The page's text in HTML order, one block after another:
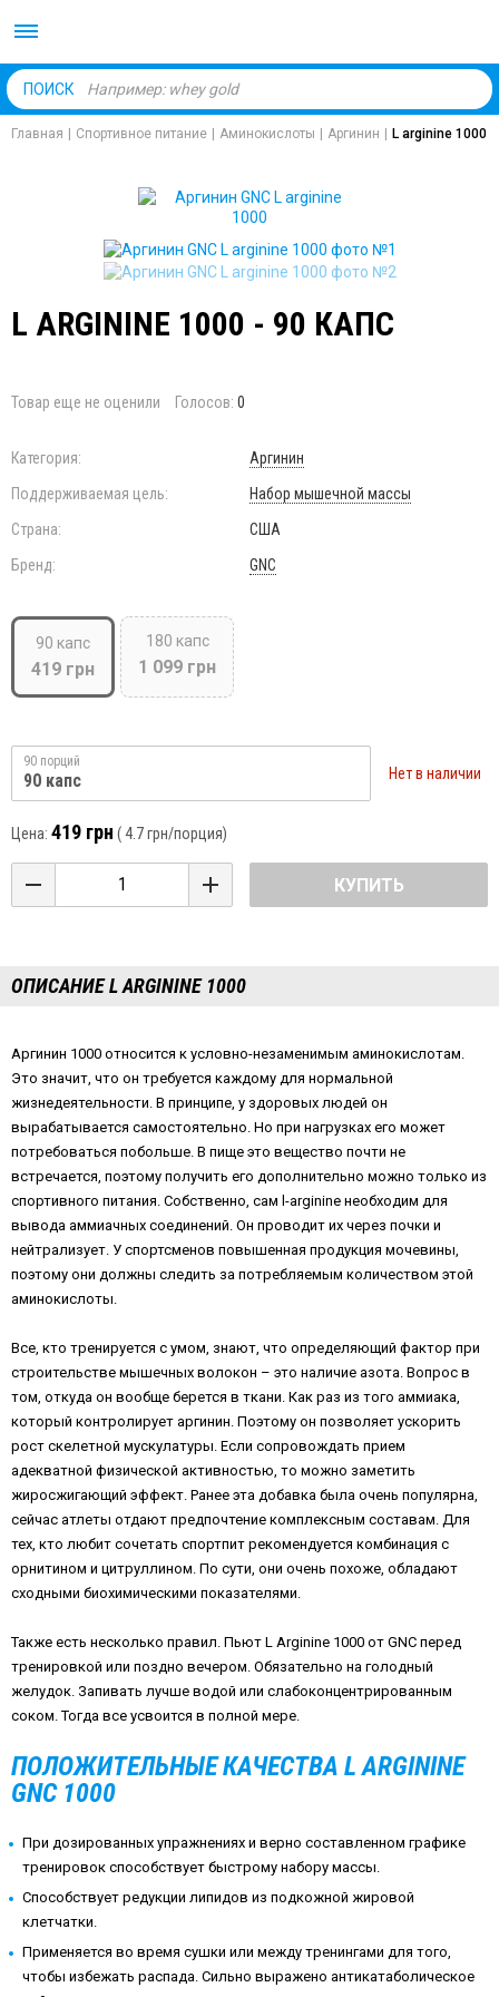
ПОИСК
Главная Спортивное питание Аминокислоты Аргинин L arginine 1000
L ARGININE 1000 - 90 КАПС
Товар еще не оценили Голосов: 0
Категория:
Аргинин
Поддерживаемая цель:
Набор мышечной массы
Страна:
США
Бренд:
GNC
90 капс
419 грн
180 капс
1 099 грн
90 порций
90 капс Нет в наличии
Цена: 419 грн (4.7 грн/порция)
КУПИТЬ
ОПИСАНИЕ L ARGININE 1000
Aргинин 1000 относится к условно-незаменимым аминокислотам.
Это значит, что он требуется каждому для нормальной
жизнедеятельности. В принципе, у здоровых людей он
вырабатывается самостоятельно. Но при нагрузках его может
потребоваться побольше. В пище это вещество почти не
встречается, поэтому получить его дополнительно можно только из
спортивного питания. Собственно, сам l-arginine необходим для
вывода аммиачных соединений. Он проводит их через почки и
нейтрализует. У спортсменов повышенная продукция мочевины,
поэтому они должны следить за потребляемым количеством этой
аминокислоты.
Все, кто тренируется с умом, знают, что определяющий фактор при
строительстве мышечных волокон – это наличие азота. Вопрос в
том, откуда он вообще берется в ткани. Как раз из того аммиака,
который контролирует аргинин. Поэтому он позволяет ускорить
рост скелетной мускулатуры. Если сопровождать прием
адекватной физической активностью, то можно заметить
жиросжигающий эффект. Ранее эта добавка была очень популярна,
сейчас атлеты отдают предпочтение комплексным составам. Для
тех, кто любит сочетать спортпит рекомендуется комбинация с
орнитином и цитруллином. По сути, они очень похоже, обладают
сходными биохимическими показателями.
Также есть несколько правил. Пьют L Arginine 1000 от GNC перед
тренировкой или поздно вечером. Обязательно на голодный
желудок. Запивать лучше водой или слабоконцентрированным
соком. Тогда все усвоится в полной мере.
ПОЛОЖИТЕЛЬНЫЕ КАЧЕСТВА L ARGININE
GNC 1000
При дозированных упражнениях и верно составленном графике
тренировок способствует быстрому набору массы.
Способствует редукции липидов из подкожной жировой
клетчатки.
Применяется во время сушки или между тренингами для того,
чтобы избежать распада. Сильно выражено антикатаболическое